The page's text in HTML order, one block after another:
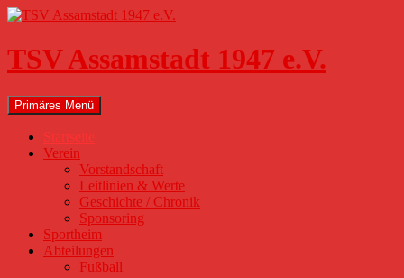
Zum
springen
TSV Assamstadt 1947 e.V.
Suchen
Primäres Menü
Startseite
Verein
Vorstandschaft
Leitlinien & Werte
Geschichte / Chronik
Sponsoring
Sportheim
Abteilungen
Fußball